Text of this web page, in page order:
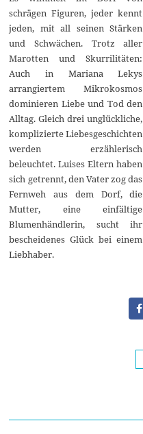
schrägen Figuren, jeder kennt
jeden, mit all seinen Stärken
und Schwächen. Trotz aller
Marotten und Skurrilitäten:
Auch in Mariana Lekys
arrangiertem Mikrokosmos
dominieren Liebe und Tod den
Alltag. Gleich drei unglückliche,
komplizierte Liebesgeschichten
werden erzählerisch
beleuchtet. Luises Eltern haben
sich getrennt, den Vater zog das
Fernweh aus dem Dorf, die
Mutter, eine einfältige
Blumenhändlerin, sucht ihr
bescheidenes Glück bei einem
Liebhaber.